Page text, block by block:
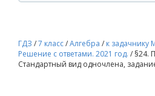
ГДЗ /7 класс/Алгебра / к задачнику
Решение с ответами. 2021 год. /§24.
Стандартный вид одночлена,